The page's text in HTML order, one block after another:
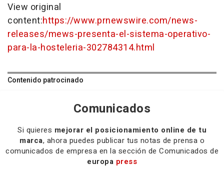
View original
content:https://www.prnewswire.com/news-
releases/mews-presenta-el-sistema-operativo-
para-la-hosteleria-302784314.html
Contenido patrocinado
Comunicados
Si quieres mejorar el posicionamiento online de tu
marca, ahora puedes publicar tus notas de prensa o
comunicados de empresa en la sección de Comunicados de
europa press